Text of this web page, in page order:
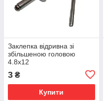
Заклепка відривна зі
збільшеною головою
4.8х12
3 ₴
Купити